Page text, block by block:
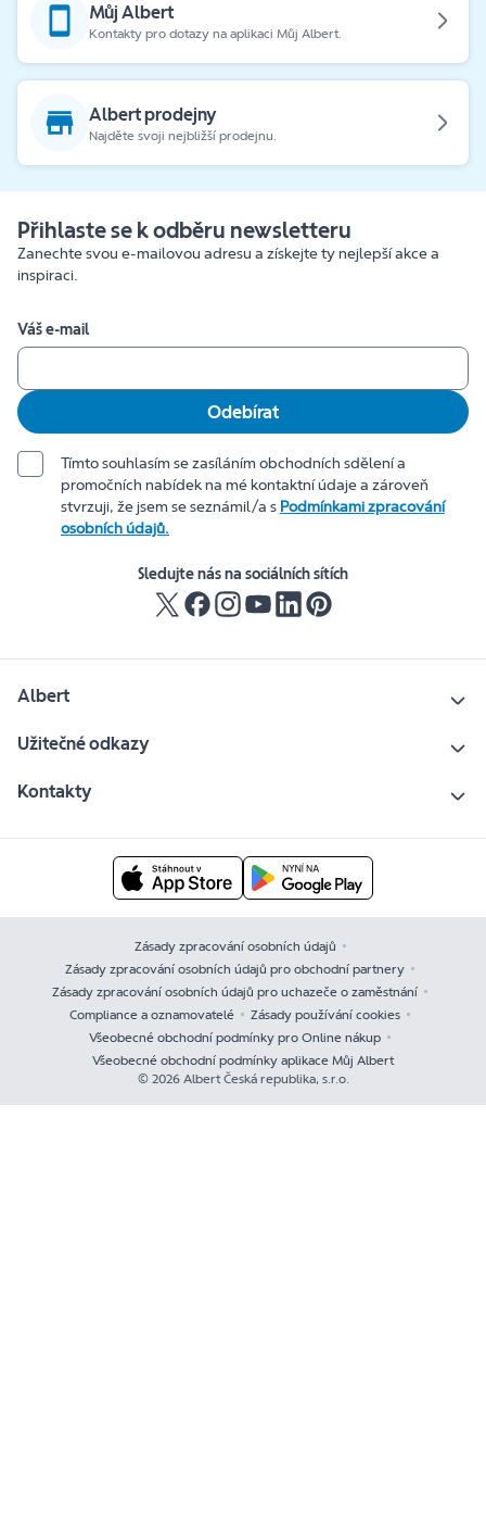
Můj Albert
Kontakty pro dotazy na aplikaci Můj Albert.
Albert prodejny
Najděte svoji nejbližší prodejnu.
Přihlaste se k odběru newsletteru
Zanechte svou e-mailovou adresu a získejte ty nejlepší akce a
inspiraci.
Váš e-mail
Odebírat
Tímto souhlasím se zasíláním obchodních sdělení a
promočních nabídek na mé kontaktní údaje a zároveň
stvrzuji, že jsem se seznámil/a s Podmínkami zpracování
osobních údajů.
Sledujte nás na sociálních sítích
Albert
Užitečné odkazy
Kontakty
Zásady zpracování osobních údajů
Zásady zpracování osobních údajů pro obchodní partnery
Zásady zpracování osobních údajů pro uchazeče o zaměstnání
Compliance a oznamovatelé
Zásady používání cookies
Všeobecné obchodní podmínky pro Online nákup
Všeobecné obchodní podmínky aplikace Můj Albert
© 2026 Albert Česká republika, s.r.o.